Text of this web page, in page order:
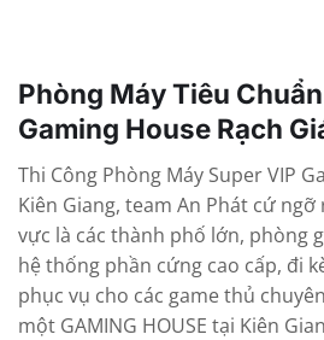
Phòng Máy Tiêu
Gaming House Rạch
Thi Công Phòng Máy Super VIP
Kiên Giang, team An Phát cứ
vực là các thành phố lớn, phòng
hệ thống phần cứng cao cấp, đi
phục vụ cho các game thủ
một GAMING HOUSE tại Kiên